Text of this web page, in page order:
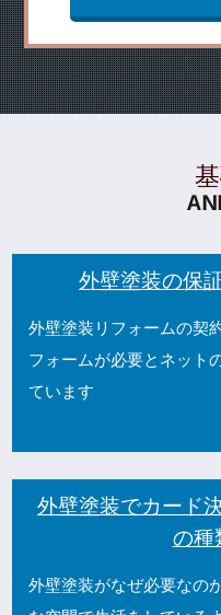
外壁塗装の保
外壁塗装リフォームの契
フォームが必要とネット
ています
外壁塗装でカード
の種
外壁塗装がなぜ必要なの